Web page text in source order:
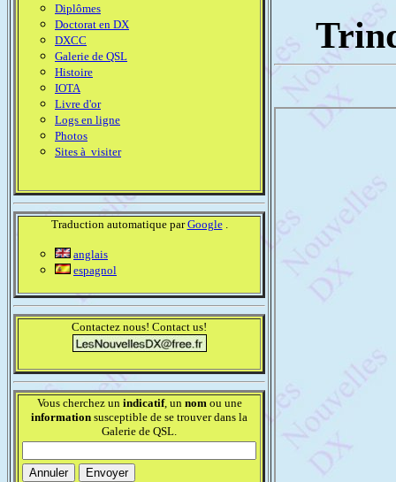
Diplômes
Doctorat en DX
DXCC
Galerie de QSL
Histoire
IOTA
Livre d'or
Logs en ligne
Photos
Sites à visiter
Traduction automatique parGoogle.
anglais
espagnol
Contactez nous! Contact us!
Vous cherchez un indicatif, un nomou une
information susceptible de se trouver dans la
Galerie de QSL.